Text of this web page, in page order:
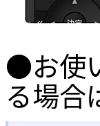
●お使
る場合